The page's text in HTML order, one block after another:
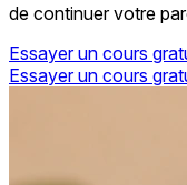
de continuer votre
Essayer un cours
Essayer un cours